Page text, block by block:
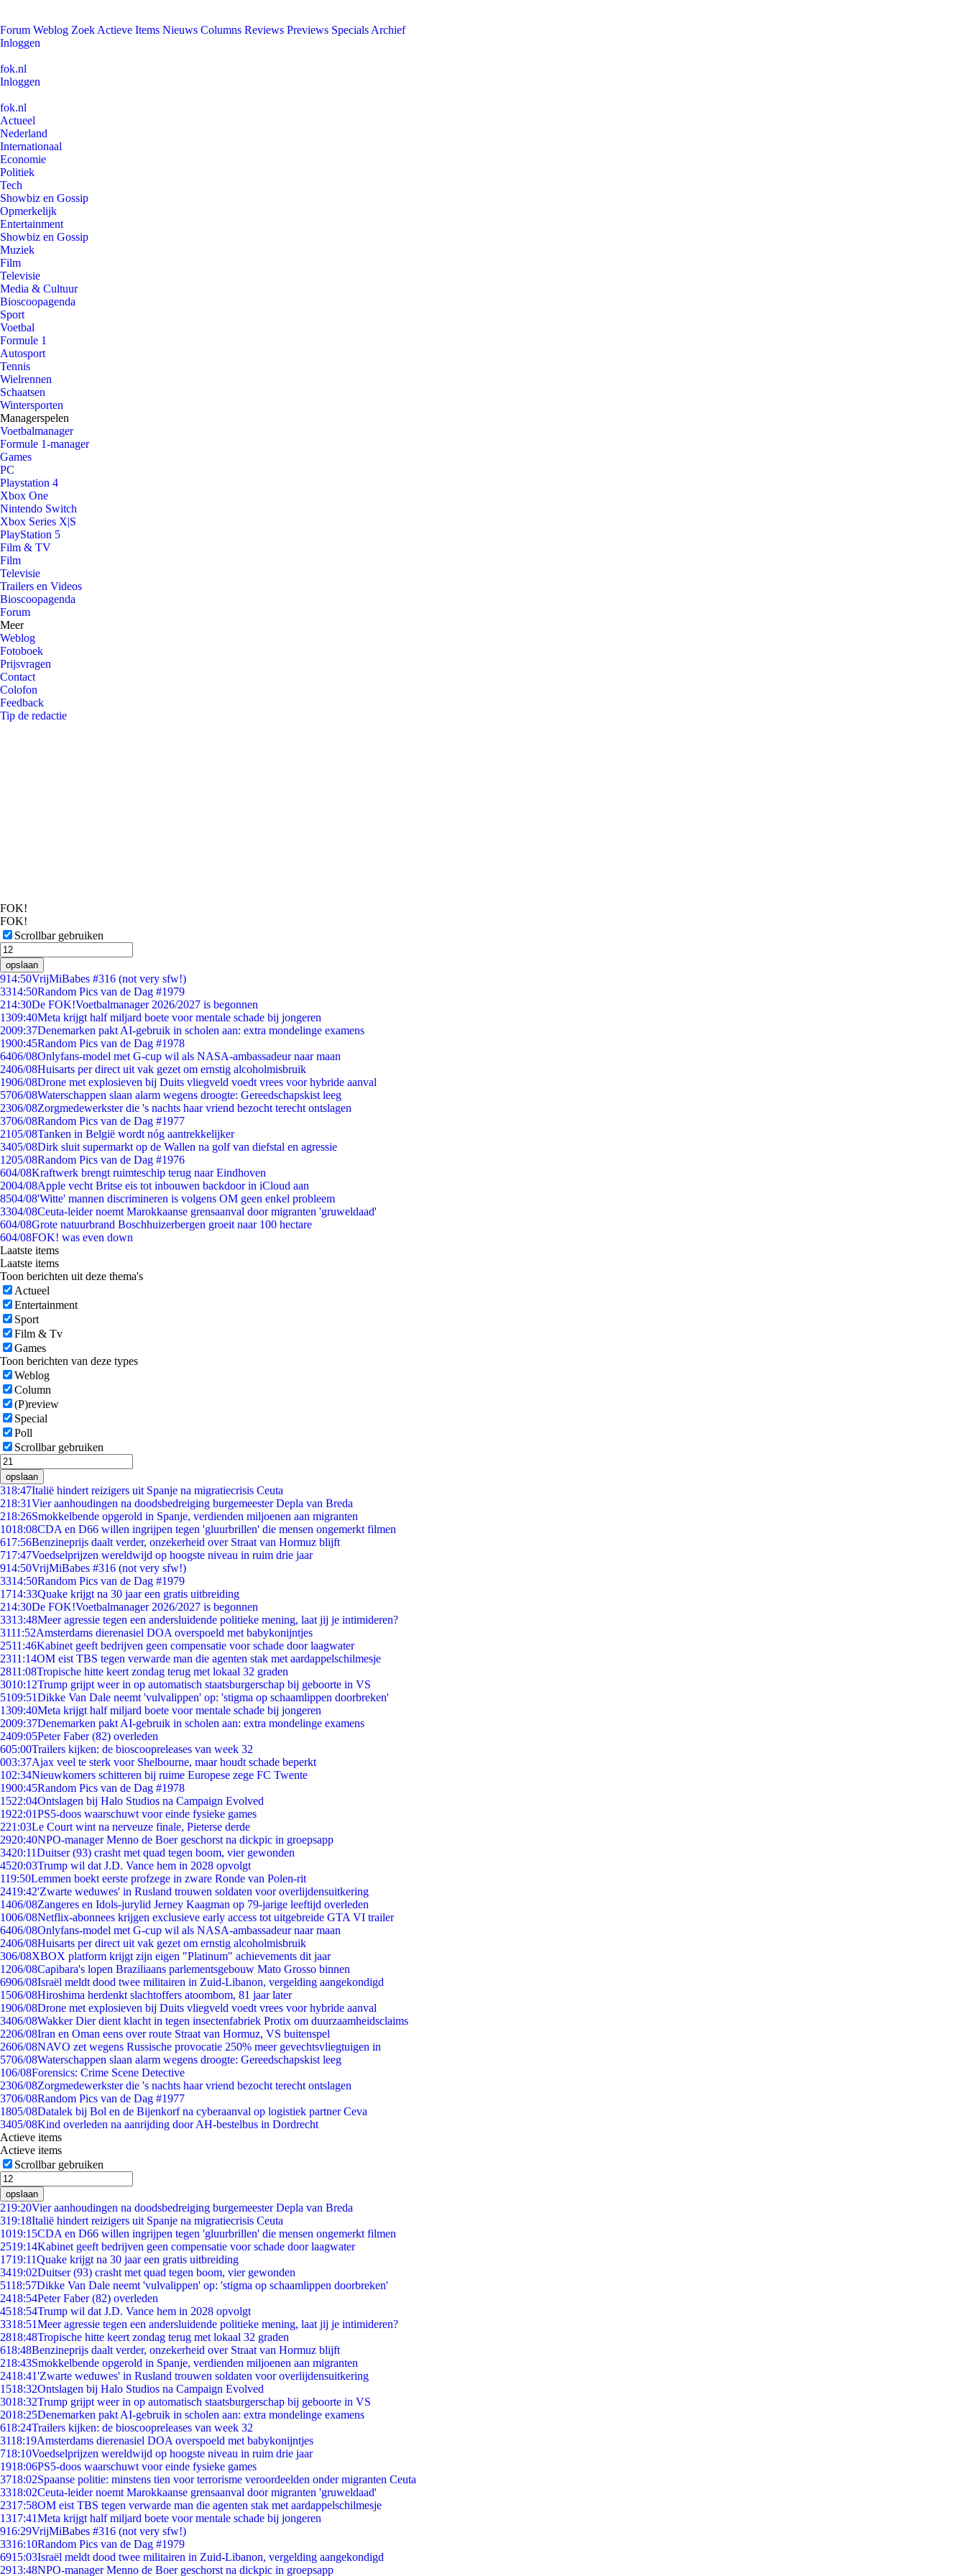
Forum Weblog Zoek Actieve Items Nieuws Columns Reviews Previews Specials Archief
Inloggen
fok.nl
Inloggen
fok.nl
Actueel
Nederland
Internationaal
Economie
Politiek
Tech
Showbiz en Gossip
Opmerkelijk
Entertainment
Showbiz en Gossip
Muziek
Film
Televisie
Media & Cultuur
Bioscoopagenda
Sport
Voetbal
Formule 1
Autosport
Tennis
Wielrennen
Schaatsen
Wintersporten
Managerspelen
Voetbalmanager
Formule 1-manager
Games
PC
Playstation 4
Xbox One
Nintendo Switch
Xbox Series X|S
PlayStation 5
Film & TV
Film
Televisie
Trailers en Videos
Bioscoopagenda
Forum
Meer
Weblog
Fotoboek
Prijsvragen
Contact
Colofon
Feedback
Tip de redactie
FOK!
FOK!
Scrollbar gebruiken
opslaan
914:50VrijMiBabes #316 (not very sfw!)
3314:50Random Pics van de Dag #1979
214:30De FOK!Voetbalmanager 2026/2027 is begonnen
1309:40Meta krijgt half miljard boete voor mentale schade bij jongeren
2009:37Denemarken pakt AI-gebruik in scholen aan: extra mondelinge examens
1900:45Random Pics van de Dag #1978
6406/08Onlyfans-model met G-cup wil als NASA-ambassadeur naar maan
2406/08Huisarts per direct uit vak gezet om ernstig alcoholmisbruik
1906/08Drone met explosieven bij Duits vliegveld voedt vrees voor hybride aanval
5706/08Waterschappen slaan alarm wegens droogte: Gereedschapskist leeg
2306/08Zorgmedewerkster die 's nachts haar vriend bezocht terecht ontslagen
3706/08Random Pics van de Dag #1977
2105/08Tanken in België wordt nóg aantrekkelijker
3405/08Dirk sluit supermarkt op de Wallen na golf van diefstal en agressie
1205/08Random Pics van de Dag #1976
604/08Kraftwerk brengt ruimteschip terug naar Eindhoven
2004/08Apple vecht Britse eis tot inbouwen backdoor in iCloud aan
8504/08'Witte' mannen discrimineren is volgens OM geen enkel probleem
3304/08Ceuta-leider noemt Marokkaanse grensaanval door migranten 'gruweldaad'
604/08Grote natuurbrand Boschhuizerbergen groeit naar 100 hectare
604/08FOK! was even down
Laatste items
Laatste items
Toon berichten uit deze thema's
Actueel
Entertainment
Sport
Film & Tv
Games
Toon berichten van deze types
Weblog
Column
(P)review
Special
Poll
Scrollbar gebruiken
opslaan
318:47Italië hindert reizigers uit Spanje na migratiecrisis Ceuta
218:31Vier aanhoudingen na doodsbedreiging burgemeester Depla van Breda
218:26Smokkelbende opgerold in Spanje, verdienden miljoenen aan migranten
1018:08CDA en D66 willen ingrijpen tegen 'gluurbrillen' die mensen ongemerkt filmen
617:56Benzineprijs daalt verder, onzekerheid over Straat van Hormuz blijft
717:47Voedselprijzen wereldwijd op hoogste niveau in ruim drie jaar
914:50VrijMiBabes #316 (not very sfw!)
3314:50Random Pics van de Dag #1979
1714:33Quake krijgt na 30 jaar een gratis uitbreiding
214:30De FOK!Voetbalmanager 2026/2027 is begonnen
3313:48Meer agressie tegen een andersluidende politieke mening, laat jij je intimideren?
3111:52Amsterdams dierenasiel DOA overspoeld met babykonijntjes
2511:46Kabinet geeft bedrijven geen compensatie voor schade door laagwater
2311:14OM eist TBS tegen verwarde man die agenten stak met aardappelschilmesje
2811:08Tropische hitte keert zondag terug met lokaal 32 graden
3010:12Trump grijpt weer in op automatisch staatsburgerschap bij geboorte in VS
5109:51Dikke Van Dale neemt 'vulvalippen' op: 'stigma op schaamlippen doorbreken'
1309:40Meta krijgt half miljard boete voor mentale schade bij jongeren
2009:37Denemarken pakt AI-gebruik in scholen aan: extra mondelinge examens
2409:05Peter Faber (82) overleden
605:00Trailers kijken: de bioscoopreleases van week 32
003:37Ajax veel te sterk voor Shelbourne, maar houdt schade beperkt
102:34Nieuwkomers schitteren bij ruime Europese zege FC Twente
1900:45Random Pics van de Dag #1978
1522:04Ontslagen bij Halo Studios na Campaign Evolved
1922:01PS5-doos waarschuwt voor einde fysieke games
221:03Le Court wint na nerveuze finale, Pieterse derde
2920:40NPO-manager Menno de Boer geschorst na dickpic in groepsapp
3420:11Duitser (93) crasht met quad tegen boom, vier gewonden
4520:03Trump wil dat J.D. Vance hem in 2028 opvolgt
119:50Lemmen boekt eerste profzege in zware Ronde van Polen-rit
2419:42'Zwarte weduwes' in Rusland trouwen soldaten voor overlijdensuitkering
1406/08Zangeres en Idols-jurylid Jerney Kaagman op 79-jarige leeftijd overleden
1006/08Netflix-abonnees krijgen exclusieve early access tot uitgebreide GTA VI trailer
6406/08Onlyfans-model met G-cup wil als NASA-ambassadeur naar maan
2406/08Huisarts per direct uit vak gezet om ernstig alcoholmisbruik
306/08XBOX platform krijgt zijn eigen "Platinum" achievements dit jaar
1206/08Capibara's lopen Braziliaans parlementsgebouw Mato Grosso binnen
6906/08Israël meldt dood twee militairen in Zuid-Libanon, vergelding aangekondigd
1506/08Hiroshima herdenkt slachtoffers atoombom, 81 jaar later
1906/08Drone met explosieven bij Duits vliegveld voedt vrees voor hybride aanval
3406/08Wakker Dier dient klacht in tegen insectenfabriek Protix om duurzaamheidsclaims
2206/08Iran en Oman eens over route Straat van Hormuz, VS buitenspel
2606/08NAVO zet wegens Russische provocatie 250% meer gevechtsvliegtuigen in
5706/08Waterschappen slaan alarm wegens droogte: Gereedschapskist leeg
106/08Forensics: Crime Scene Detective
2306/08Zorgmedewerkster die 's nachts haar vriend bezocht terecht ontslagen
3706/08Random Pics van de Dag #1977
1805/08Datalek bij Bol en de Bijenkorf na cyberaanval op logistiek partner Ceva
3405/08Kind overleden na aanrijding door AH-bestelbus in Dordrecht
Actieve items
Actieve items
Scrollbar gebruiken
opslaan
219:20Vier aanhoudingen na doodsbedreiging burgemeester Depla van Breda
319:18Italië hindert reizigers uit Spanje na migratiecrisis Ceuta
1019:15CDA en D66 willen ingrijpen tegen 'gluurbrillen' die mensen ongemerkt filmen
2519:14Kabinet geeft bedrijven geen compensatie voor schade door laagwater
1719:11Quake krijgt na 30 jaar een gratis uitbreiding
3419:02Duitser (93) crasht met quad tegen boom, vier gewonden
5118:57Dikke Van Dale neemt 'vulvalippen' op: 'stigma op schaamlippen doorbreken'
2418:54Peter Faber (82) overleden
4518:54Trump wil dat J.D. Vance hem in 2028 opvolgt
3318:51Meer agressie tegen een andersluidende politieke mening, laat jij je intimideren?
2818:48Tropische hitte keert zondag terug met lokaal 32 graden
618:48Benzineprijs daalt verder, onzekerheid over Straat van Hormuz blijft
218:43Smokkelbende opgerold in Spanje, verdienden miljoenen aan migranten
2418:41'Zwarte weduwes' in Rusland trouwen soldaten voor overlijdensuitkering
1518:32Ontslagen bij Halo Studios na Campaign Evolved
3018:32Trump grijpt weer in op automatisch staatsburgerschap bij geboorte in VS
2018:25Denemarken pakt AI-gebruik in scholen aan: extra mondelinge examens
618:24Trailers kijken: de bioscoopreleases van week 32
3118:19Amsterdams dierenasiel DOA overspoeld met babykonijntjes
718:10Voedselprijzen wereldwijd op hoogste niveau in ruim drie jaar
1918:06PS5-doos waarschuwt voor einde fysieke games
3718:02Spaanse politie: minstens tien voor terrorisme veroordeelden onder migranten Ceuta
3318:02Ceuta-leider noemt Marokkaanse grensaanval door migranten 'gruweldaad'
2317:58OM eist TBS tegen verwarde man die agenten stak met aardappelschilmesje
1317:41Meta krijgt half miljard boete voor mentale schade bij jongeren
916:29VrijMiBabes #316 (not very sfw!)
3316:10Random Pics van de Dag #1979
6915:03Israël meldt dood twee militairen in Zuid-Libanon, vergelding aangekondigd
2913:48NPO-manager Menno de Boer geschorst na dickpic in groepsapp